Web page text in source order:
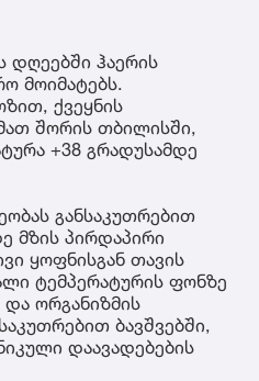
დღეებში ჰაერის
მოიმატებს.
ქვეყნის
შორის თბილისში,
+38 გრადუსამდე
განსაკუთრებით
მზის პირდაპირი
ყოფნისგან თავის
ტემპერატურის ფონზე
ორგანიზმის
ბავშვებში,
დაავადებების